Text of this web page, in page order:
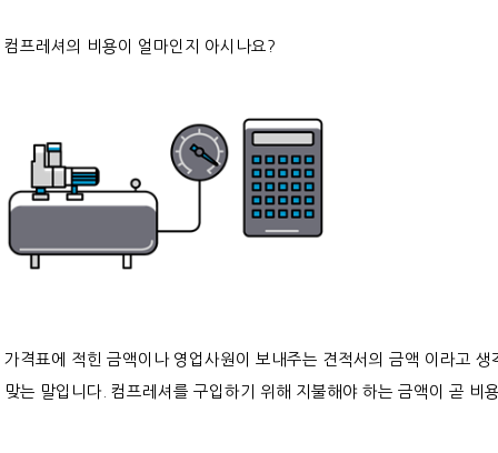
컴프레셔의 비용이 얼마인지 아시나요?
가격표에 적힌 금액이나 영업사원이 보내주는 견적서의 금액 이라고
맞는 말입니다. 컴프레셔를 구입하기 위해 지불해야 하는 금액이 곧 비